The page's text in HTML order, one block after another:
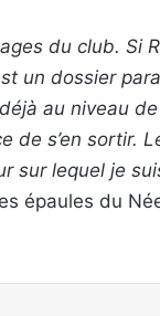
du club. Si
un dossier
au niveau
de s’en sortir.
sur lequel je
épaules du